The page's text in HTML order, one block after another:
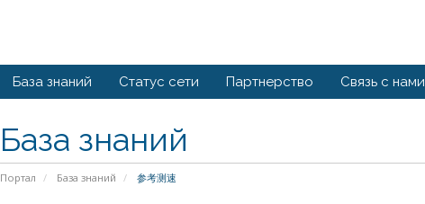
База знаний Статус сети Партнерство Связь с нами
База знаний
Портал База знаний 参考测速